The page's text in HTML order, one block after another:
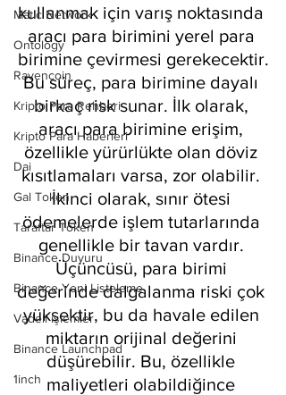
Matic Network
Ontology
Ravencoin
Kripto Para Rehberi
Kripto Para Haberleri
Dai
Gal Token
Taraftar Token
Binance Duyuru
Binance Yeni Listeleme
Vadeli işlemler
Binance Launchpad
1inch
kullanmak için varış noktasında
aracı para birimini yerel para
birimine çevirmesi gerekecektir.
Bu süreç, para birimine dayalı
birkaç risk sunar. İlk olarak,
aracı para birimine erişim,
özellikle yürürlükte olan döviz
kısıtlamaları varsa, zor olabilir.
İkinci olarak, sınır ötesi
ödemelerde işlem tutarlarında
genellikle bir tavan vardır.
Üçüncüsü, para birimi
değerinde dalgalanma riski çok
yüksektir, bu da havale edilen
miktarın orijinal değerini
düşürebilir. Bu, özellikle
maliyetleri olabildiğince